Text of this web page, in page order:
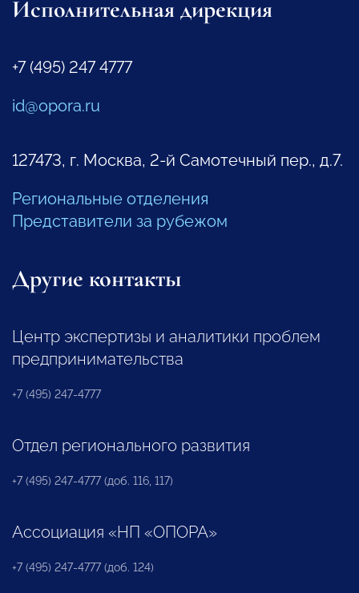
Исполнительная дирекция
+7 (495) 247 4777
id@opora.ru
127473, г. Москва, 2-й Самотечный пер., д.7.
Региональные отделения
Представители за рубежом
Другие контакты
Центр экспертизы и аналитики проблем
предпринимательства
+7 (495) 247-4777
Отдел регионального развития
+7 (495) 247-4777 (доб. 116, 117)
Ассоциация «НП «ОПОРА»
+7 (495) 247-4777 (доб. 124)